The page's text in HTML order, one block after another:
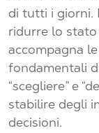
di tutti i giorni.
ridurre lo
accompagna
fondamentali
“scegliere” e
stabilire degli
decisioni.